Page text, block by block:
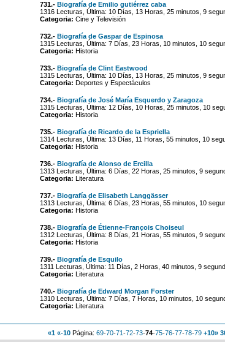
731.- Biografía de Emilio gutiérrez caba
1316 Lecturas, Última: 10 Días, 13 Horas, 25 minutos, 9
Categoria: Cine y Televisión
732.- Biografía de Gaspar de Espinosa
1315 Lecturas, Última: 7 Días, 23 Horas, 10 minutos, 10
Categoria: Historia
733.- Biografía de Clint Eastwood
1315 Lecturas, Última: 10 Días, 13 Horas, 25 minutos, 9
Categoria: Deportes y Espectáculos
734.- Biografía de José María Esquerdo y Zaragoza
1315 Lecturas, Última: 12 Días, 10 Horas, 25 minutos, 10
Categoria: Historia
735.- Biografía de Ricardo de la Espriella
1314 Lecturas, Última: 13 Días, 11 Horas, 55 minutos, 10
Categoria: Historia
736.- Biografía de Alonso de Ercilla
1313 Lecturas, Última: 6 Días, 22 Horas, 25 minutos, 9
Categoria: Literatura
737.- Biografía de Elisabeth Langgässer
1313 Lecturas, Última: 6 Días, 23 Horas, 55 minutos, 10
Categoria: Historia
738.- Biografía de Étienne-François Choiseul
1312 Lecturas, Última: 8 Días, 21 Horas, 55 minutos, 9
Categoria: Historia
739.- Biografía de Esquilo
1311 Lecturas, Última: 11 Días, 2 Horas, 40 minutos, 9
Categoria: Literatura
740.- Biografía de Edward Morgan Forster
1310 Lecturas, Última: 7 Días, 7 Horas, 10 minutos, 10
Categoria: Literatura
«1 «-10 Página: 69-70-71-72-73-74-75-76-77-78-79 +10»